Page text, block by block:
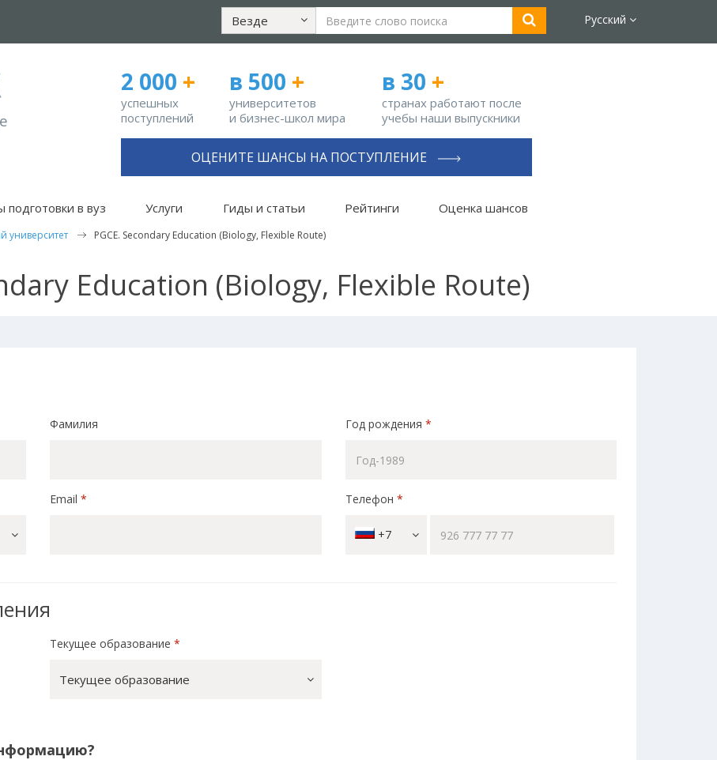
Везде Русский
2 000 +
успешных
поступлений
в 500 +
университетов
и бизнес-школ мира
в 30 +
странах работают после
учебы наши выпускники
ОЦЕНИТЕ ШАНСЫ НА ПОСТУПЛЕНИЕ
подготовки в вуз Услуги Гиды и статьи Рейтинги Оценка шансов
университет PGCE. Secondary Education (Biology, Flexible Route)
Education (Biology, Flexible Route)
Фамилия Год рождения *
Email* Телефон *
+7
Текущее образование*
Текущее образование